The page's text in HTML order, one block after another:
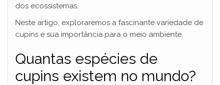
dos ecossistemas.
Neste artigo, exploraremos a fascinante variedade de
cupins e sua importância para o meio ambiente.
Quantas espécies de
cupins existem no mundo?